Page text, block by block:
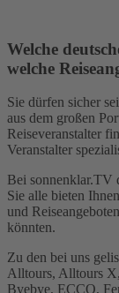
Welche
welche
Sie dürfen sicher
aus dem großen
Reiseveranstalter
Veranstalter
Bei sonnenklar.TV
Sie alle bieten
und
könnten.
Zu den bei uns
Alltours, Alltours
Byebye, ECCO,